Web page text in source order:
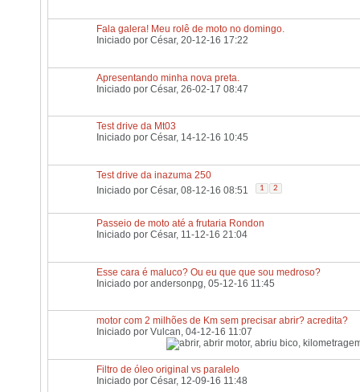
Fala galera! Meu rolê de moto no domingo.
Iniciado por César, 20-12-16 17:22
Apresentando minha nova preta.
Iniciado por César, 26-02-17 08:47
Test drive da Mt03
Iniciado por César, 14-12-16 10:45
Test drive da inazuma 250
Iniciado por César, 08-12-16 08:51 1 2
Passeio de moto até a frutaria Rondon
Iniciado por César, 11-12-16 21:04
Esse cara é maluco? Ou eu que que sou medroso?
Iniciado por andersonpg , 05-12-16 11:45
motor com 2 milhões de Km sem precisar abrir? acredita?
Iniciado por Vulcan, 04-12-16 11:07
Filtro de óleo original vs paralelo
Iniciado por César, 12-09-16 11:48